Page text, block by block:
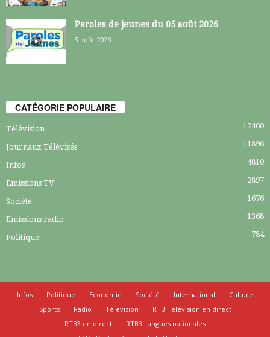
Paroles de jeunes du 05 août 2026
5 août 2026
CATÉGORIE POPULAIRE
Télévision 12460
Journaux Télévisés 11896
Infos 4810
Emissions TV 2897
Société 1676
Emissions radio 1368
Politique 784
Infos Politique Economie Société International
Culture
Sports
Radio Télévision
RTB Télévision en direct
RTB3 en direct
RTB3 Langues nationales